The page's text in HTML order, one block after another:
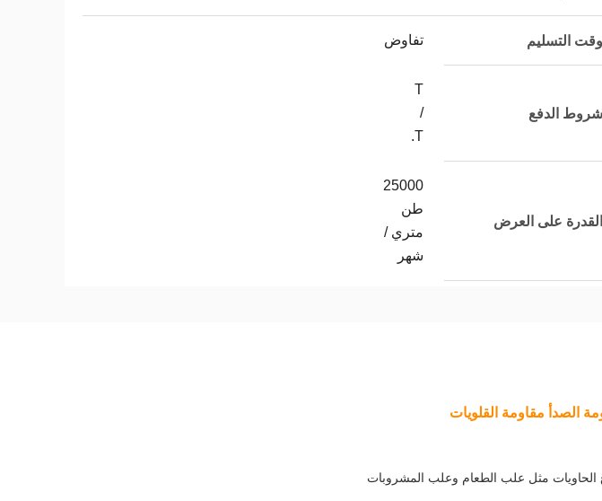
وقت التسليم تفاوض
شروط الدفع
T
/
T.
القدرة على العرض
25000
طن
متري /
شهر
الحاويات مثل علب الطعام وعلب المشروبات